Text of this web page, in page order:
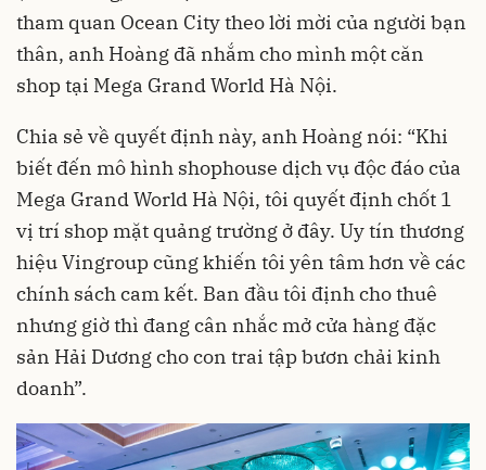
tham quan Ocean City theo lời mời của người bạn
thân, anh Hoàng đã nhắm cho mình một căn
shop tại Mega Grand World Hà Nội.
Chia sẻ về quyết định này, anh Hoàng nói: “Khi
biết đến mô hình shophouse dịch vụ độc đáo của
Mega Grand World Hà Nội, tôi quyết định chốt 1
vị trí shop mặt quảng trường ở đây. Uy tín thương
hiệu Vingroup cũng khiến tôi yên tâm hơn về các
chính sách cam kết. Ban đầu tôi định cho thuê
nhưng giờ thì đang cân nhắc mở cửa hàng đặc
sản Hải Dương cho con trai tập bươn chải kinh
doanh”.